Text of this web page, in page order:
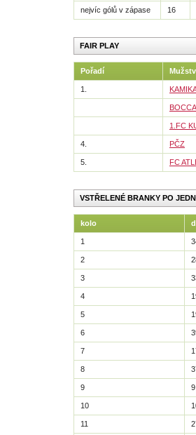
nejvíc gólů v zápase 16
FAIR PLAY
Pořadí
1.
BOCCA
1.FC
4. PČZ
5. FC
VSTŘELENÉ BRANKY PO
kolo
1
2
3
4
5
6
7
8
9 9
10
11